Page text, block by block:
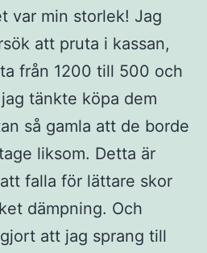
var min storlek! Jag
att pruta i kassan,
från 1200 till 500 och
tänkte köpa dem
så gamla att de borde
liksom. Detta är
falla för lättare skor
dämpning. Och
att jag sprang till